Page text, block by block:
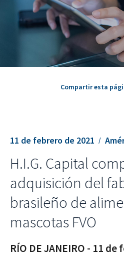
11 de febrero de 2021
Compartir esta
H.I.G. Capital
adquisición del
brasileño de
mascotas FVO
RÍO DE JANEIRO - 11 de